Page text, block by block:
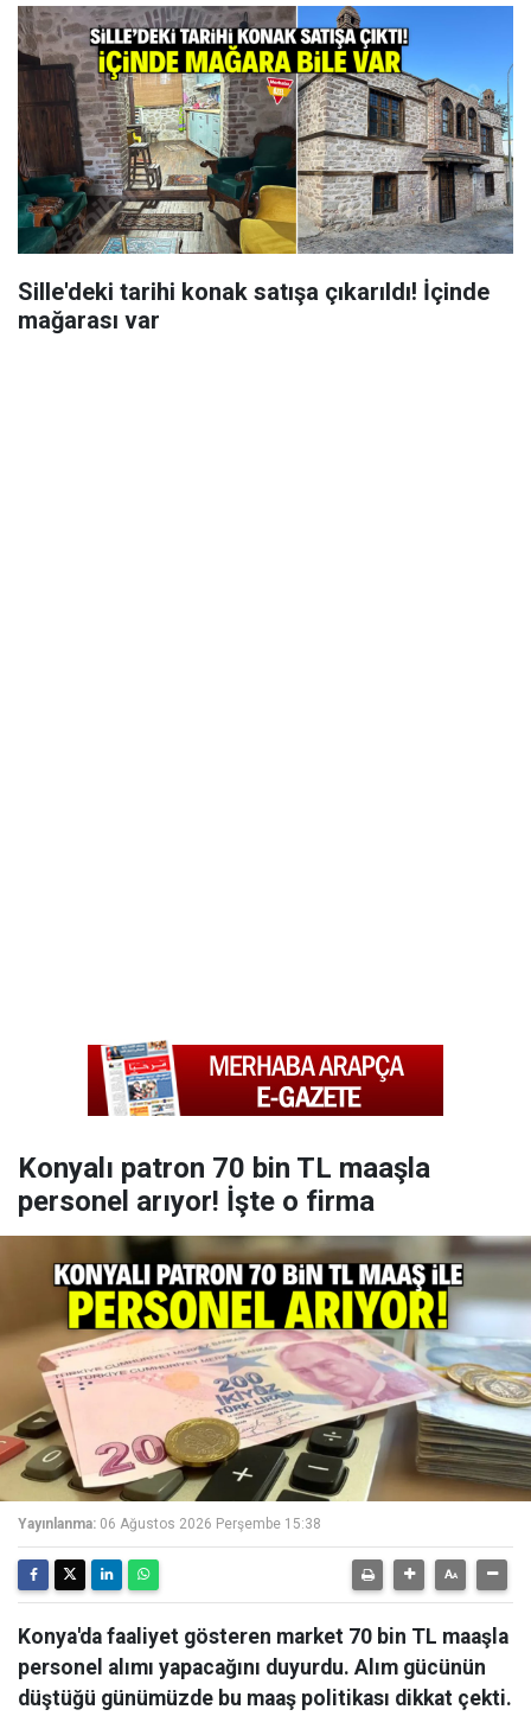
Sille'deki tarihi konak satışa çıkarıldı! İçinde
mağarası var
Konyalı patron 70 bin TL maaşla
personel arıyor! İşte o firma
Yayınlanma: 06 Ağustos 2026 Perşembe 15:38
Konya'da faaliyet gösteren market 70 bin TL maaşla
personel alımı yapacağını duyurdu. Alım gücünün
düştüğü günümüzde bu maaş politikası dikkat çekti.